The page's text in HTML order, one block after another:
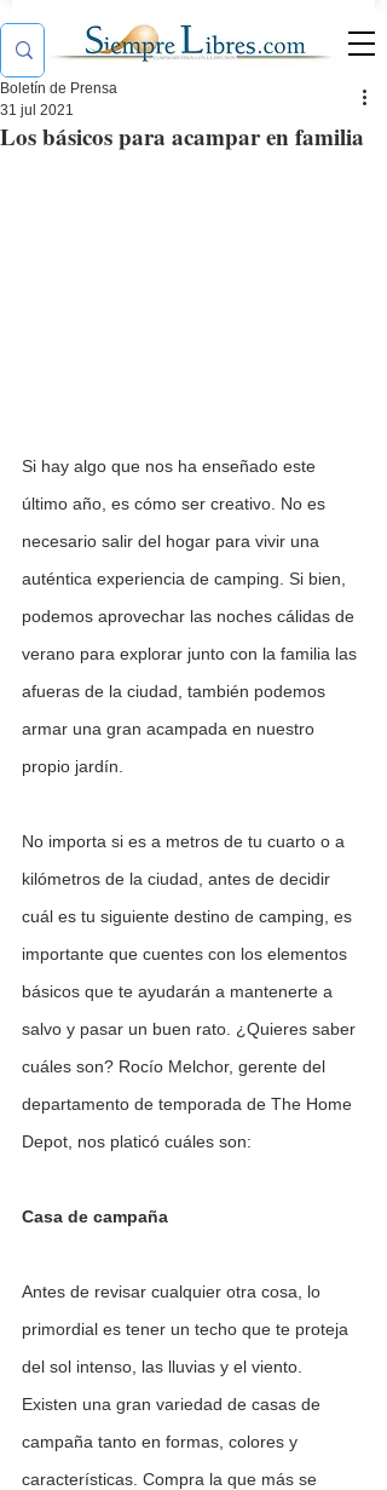
Los básicos para acampar en familia
Boletín de Prensa
31 jul 2021
Si hay algo que nos ha enseñado este
último año, es cómo ser creativo. No es
necesario salir del hogar para vivir una
auténtica experiencia de camping. Si bien,
podemos aprovechar las noches cálidas de
verano para explorar junto con la familia las
afueras de la ciudad, también podemos
armar una gran acampada en nuestro
propio jardín.
No importa si es a metros de tu cuarto o a
kilómetros de la ciudad, antes de decidir
cuál es tu siguiente destino de camping, es
importante que cuentes con los elementos
básicos que te ayudarán a mantenerte a
salvo y pasar un buen rato. ¿Quieres saber
cuáles son? Rocío Melchor, gerente del
departamento de temporada de The Home
Depot, nos platicó cuáles son:
Casa de campaña
Antes de revisar cualquier otra cosa, lo
primordial es tener un techo que te proteja
del sol intenso, las lluvias y el viento.
Existen una gran variedad de casas de
campaña tanto en formas, colores y
características. Compra la que más se